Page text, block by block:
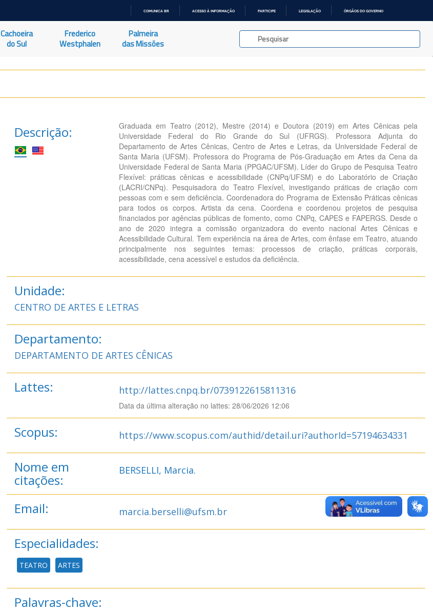
O
COMUNICA BR ACESSO À INFORMAÇÃO PARTICIPE LEGISLAÇÃO ÓRGÃOS DO GOVERNO
Cachoeira
do Sul
Frederico
Westphalen
Palmeira
das Missões
Descrição:
Graduada em Teatro (2012), Mestre (2014) e Doutora (2019) em Artes Cênicas pela
Universidade Federal do Rio Grande do Sul (UFRGS). Professora Adjunta do
Departamento de Artes Cênicas, Centro de Artes e Letras, da Universidade Federal de
Santa Maria (UFSM). Professora do Programa de Pós-Graduação em Artes da Cena da
Universidade Federal de Santa Maria (PPGAC/UFSM). Líder do Grupo de Pesquisa Teatro
Flexível: práticas cênicas e acessibilidade (CNPq/UFSM) e do Laboratório de Criação
(LACRI/CNPq). Pesquisadora do Teatro Flexível, investigando práticas de criação com
pessoas com e sem deficiência. Coordenadora do Programa de Extensão Práticas cênicas
para todos os corpos. Artista da cena. Coordena e coordenou projetos de pesquisa
financiados por agências públicas de fomento, como CNPq, CAPES e FAPERGS. Desde o
ano de 2020 integra a comissão organizadora do evento nacional Artes Cênicas e
Acessibilidade Cultural. Tem experiência na área de Artes, com ênfase em Teatro, atuando
principalmente nos seguintes temas: processos de criação, práticas corporais,
acessibilidade, cena acessível e estudos da deficiência.
Unidade:
CENTRO DE ARTES E LETRAS
Departamento:
DEPARTAMENTO DE ARTES CÊNICAS
Lattes: http://lattes.cnpq.br/0739122615811316
Data da última alteração no lattes: 28/06/2026 12:06
Scopus: https://www.scopus.com/authid/detail.uri?authorId=57194634331
Nome em
citações:
BERSELLI, Marcia.
Email: marcia.berselli@ufsm.br
Especialidades:
TEATRO ARTES
Palavras-chave: